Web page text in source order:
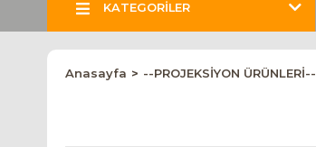
KATEGORİLER
Anasayfa --PROJEKSİYON ÜRÜNLERİ--